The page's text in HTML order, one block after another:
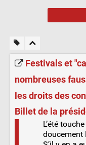
Festivals et
nombreuses
les droits des
Billet de la
L’été
doucement